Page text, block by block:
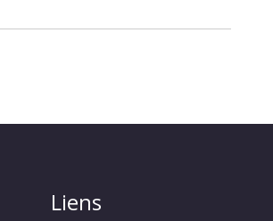
Liens